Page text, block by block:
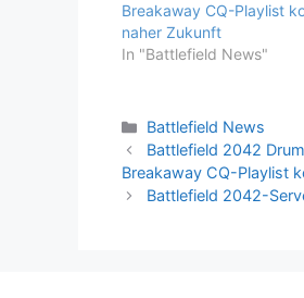
Breakaway CQ-Playlist
naher Zukunft
In "Battlefield News"
Kategorien
Battlefield News
Battlefield 2042
Breakaway CQ-Playlist
Battlefield 2042-